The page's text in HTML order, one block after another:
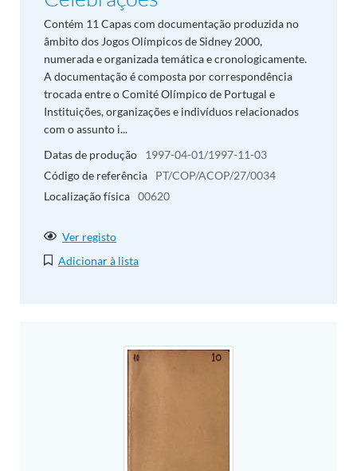
Contém 11 Capas com documentação produzida no
âmbito dos Jogos Olímpicos de Sidney 2000,
numerada e organizada temática e cronologicamente.
A documentação é composta por correspondência
trocada entre o Comité Olímpico de Portugal e
Instituições, organizações e indivíduos relacionados
com o assunto i...
Datas de produção
1997-04-01/1997-11-03
Código de referência
PT/COP/ACOP/27/0034
Localização física 00620
Ver registo
Adicionar à lista